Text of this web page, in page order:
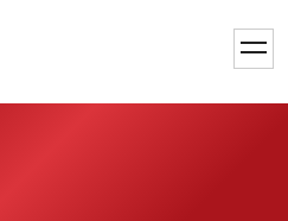
toggle